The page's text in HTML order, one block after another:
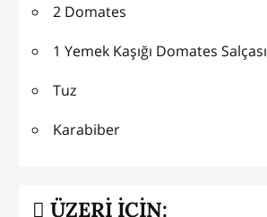
2 Domates
1 Yemek Kaşığı Domates Salçası
Tuz
Karabiber
ÜZERİ İÇİN: